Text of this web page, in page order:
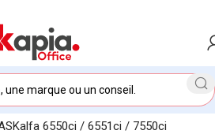
/Toner original Kyocera TK-
6550ci / 6551ci / 7550ci